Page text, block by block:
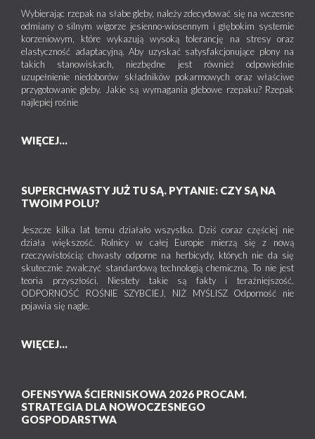
Wybierając rzepak na słabe gleby, należy zdecydować się na wczesne
odmiany o silnym wigorze jesienno-wiosennym i głębokim systemie
korzeniowym, które wykazują wysoką tolerancję na stresy oraz
elastyczność adaptacyjną. Aby uzyskać satysfakcjonujące plony na
takich stanowiskach, niezbędne jest również odpowiednie
uzupełnienie niedoborów składników pokarmowych oraz właściwe
przygotowanie gleby. Jakie są wymagania glebowe rzepaku? Rzepak
najlepiej rośnie
WIĘCEJ...
SUPERCHWASTY JUŻ TU SĄ. PYTANIE: CZY SĄ NA
TWOIM POLU?
Jeszcze kilka lat temu działało wszystko. Dziś coraz częściej nie
działa większość. Rolnicy w całej Europie mierzą się z nową
rzeczywistością: chwasty odporne na herbicydy, których nie da się
skutecznie zwalczyć standardową technologią chemiczną. To nie jest
teoria przyszłości. Niestety takie są fakty i teraźniejszość.
ODPORNOŚĆ ROŚNIE SZYBCIEJ, NIŻ MYŚLISZ Odporność nie
pojawia się nagle.
WIĘCEJ...
OFENSYWA ŚCIERNISKOWA 2026 PROCAM.
STRATEGIA DLA NOWOCZESNEGO
GOSPODARSTWA